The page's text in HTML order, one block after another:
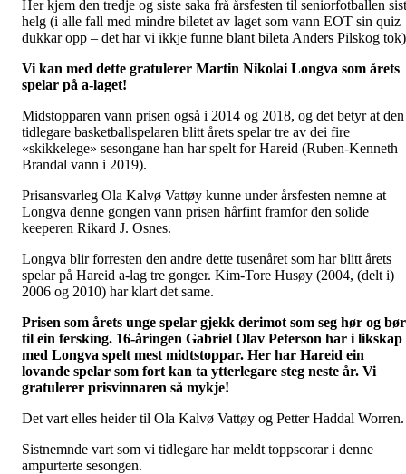
Her kjem den tredje og siste saka frå årsfesten til seniorfotballen sist
helg (i alle fall med mindre biletet av laget som vann EOT sin quiz
dukkar opp – det har vi ikkje funne blant bileta Anders Pilskog
Vi kan med dette gratulerer Martin Nikolai Longva som årets
spelar på a-laget!
Midstopparen vann prisen også i 2014 og 2018, og det betyr at den
tidlegare basketballspelaren blitt årets spelar tre av dei fire
«skikkelege» sesongane han har spelt for Hareid (Ruben-Kenneth
Brandal vann i 2019).
Prisansvarleg Ola Kalvø Vattøy kunne under årsfesten nemne at
Longva denne gongen vann prisen hårfint framfor den solide
keeperen Rikard J. Osnes.
Longva blir forresten den andre dette tusenåret som har blitt årets
spelar på Hareid a-lag tre gonger. Kim-Tore Husøy (2004, (delt i)
2006 og 2010) har klart det same.
Prisen som årets unge spelar gjekk derimot som seg hør og bør
til ein fersking. 16-åringen Gabriel Olav Peterson har i likskap
med Longva spelt mest midtstoppar. Her har Hareid ein
lovande spelar som fort kan ta ytterlegare steg neste år. Vi
gratulerer prisvinnaren så mykje!
Det vart elles heider til Ola Kalvø Vattøy og Petter Haddal Worren.
Sistnemnde vart som vi tidlegare har meldt toppscorar i denne
ampurterte sesongen.